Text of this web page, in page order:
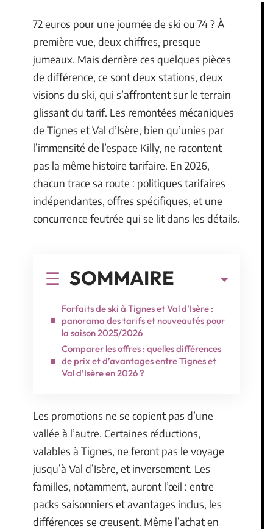
72 euros pour une journée de ski ou 74 ? À
première vue, deux chiffres, presque
jumeaux. Mais derrière ces quelques pièces
de différence, ce sont deux stations, deux
visions du ski, qui s’affrontent sur le terrain
glissant du tarif. Les remontées mécaniques
de Tignes et Val d’Isère, bien qu’unies par
l’immensité de l’espace Killy, ne racontent
pas la même histoire tarifaire. En 2026,
chacun trace sa route : politiques tarifaires
indépendantes, offres spécifiques, et une
concurrence feutrée qui se lit dans les détails.
SOMMAIRE
Forfaits de ski à Tignes et Val d’Isère :
panorama des tarifs et nouveautés pour
la saison 2025/2026
Comparer les offres : quelles différences
de prix et d’avantages entre Tignes et
Val d’Isère en 2026 ?
Les promotions ne se copient pas d’une
vallée à l’autre. Certaines réductions,
valables à Tignes, ne feront pas le voyage
jusqu’à Val d’Isère, et inversement. Les
familles, notamment, auront l’œil : entre
packs saisonniers et avantages inclus, les
différences se creusent. Même l’achat en